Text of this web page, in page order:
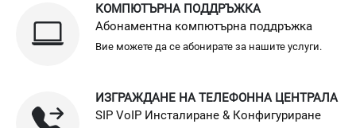
КОМПЮТЪРНА ПОДДРЪЖКА
Абонаментна компютърна поддръжка
Вие можете да се абонирате за нашите услуги.
ИЗГРАЖДАНЕ НА ТЕЛЕФОННА ЦЕНТРАЛА
SIP VoIP Инсталиране & Конфигуриране